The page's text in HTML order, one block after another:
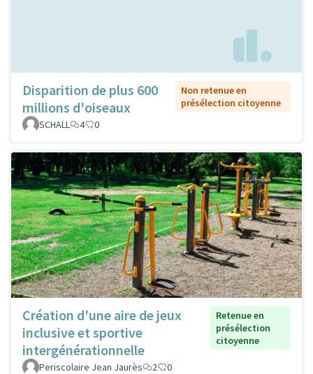
Disparition de plus 600
millions d'oiseaux
Non retenue en
présélection citoyenne
SCHALL
4 0
Création d'une aire de jeux
inclusive et sportive
intergénérationnelle
Retenue en
présélection
citoyenne
Periscolaire Jean Jaurès 2 0